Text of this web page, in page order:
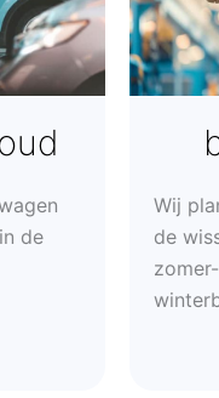
de
Wij
de